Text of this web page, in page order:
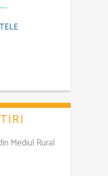
Mediul Rural